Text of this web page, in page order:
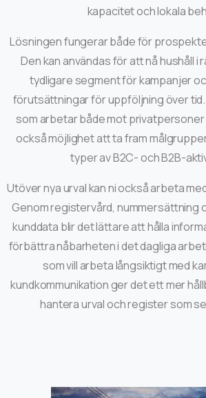
kapacitet och lokala
Lösningen fungerar både för
Den kan användas för att nå hushåll i
tydligare segment för kampanjer
förutsättningar för uppföljning över
som arbetar både mot
också möjlighet att ta fram
typer av B2C- och B2B-
Utöver nya urval kan ni också arbeta
Genom registervård, nummersättning
kunddata blir det lättare att hålla
förbättra nåbarheten i det dagliga
som vill arbeta långsiktigt med
kundkommunikation ger det ett mer
hantera urval och register som